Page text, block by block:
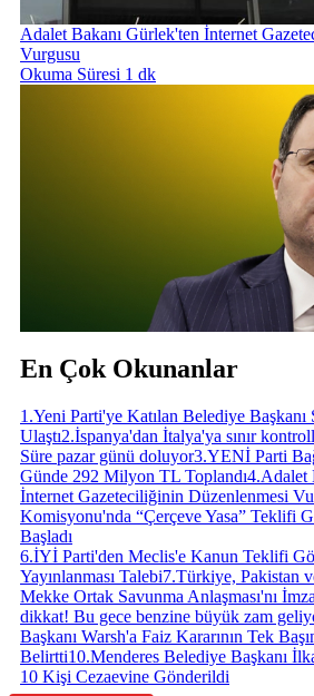
Adalet Bakanı Gürlek'ten İnternet
Vurgusu
Okuma Süresi 1 dk
En Çok Okunanlar
1 .Yeni Parti'ye Katılan Belediye Başkanı
Ulaştı2.İspanya'dan İtalya'ya sınır
Süre pazar günü doluyor3.YENİ Parti
Günde 292 Milyon TL Toplandı4.Adalet
İnternet Gazeteciliğinin Düzenlenmesi
Komisyonu'nda “Çerçeve Yasa” Teklifi
Başladı
6.İYİ Parti'den Meclis'e Kanun Teklifi
Yayınlanması Talebi7.Türkiye, Pakistan
Mekke Ortak Savunma Anlaşması'nı
dikkat! Bu gece benzine büyük zam
Başkanı Warsh'a Faiz Kararının Tek
Belirtti10.Menderes Belediye Başkanı
10 Kişi Cezaevine Gönderildi